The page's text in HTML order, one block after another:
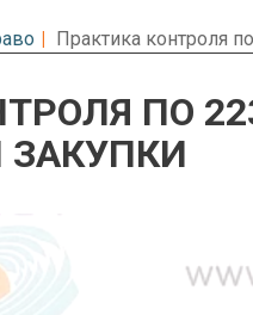
Практика контроля
ПО